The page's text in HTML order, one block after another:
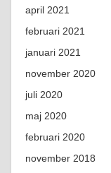
april 2021
februari 2021
januari 2021
november 2020
juli 2020
maj 2020
februari 2020
november 2018